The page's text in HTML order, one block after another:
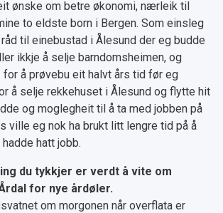
ønske om betre økonomi, nærleik til
to eldste born i Bergen. Som einsleg
til einebustad i Ålesund der eg budde
ikkje å selje barndomsheimen, og
å prøvebu eit halvt års tid før eg
å selje rekkehuset i Ålesund og flytte hit
og moglegheit til å ta med jobben på
ville eg nok ha brukt litt lengre tid på å
hatt jobb.
du tykkjer er verdt å vite om
for nye årdøler.
om morgonen når overflata er